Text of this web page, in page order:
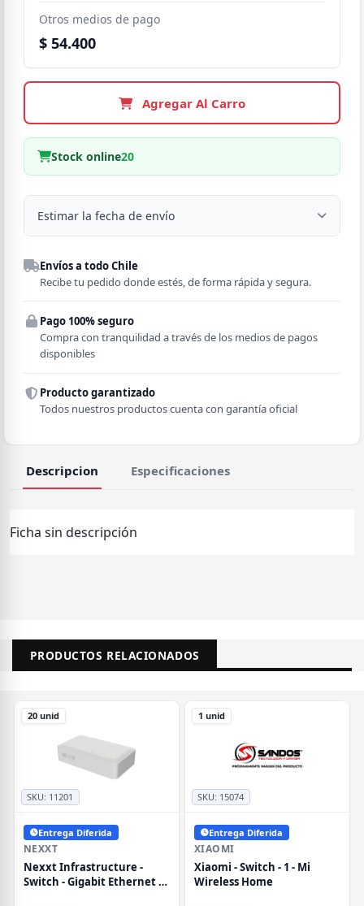
Otros medios de pago
$ 54.400
Agregar Al Carro
Stock online20
Estimar la fecha de envío
Región
Comuna
Envíos a todo Chile
Recibe tu pedido donde estés, de forma rápida y segura.
Pago 100% seguro
Compra con tranquilidad a través de los medios de pagos
disponibles
Producto garantizado
Todos nuestros productos cuenta con garantía oficial
Descripcion Especificaciones
Ficha sin descripción
PRODUCTOS RELACIONADOS
SKU: 11201
20 unid
Entrega Diferida
NEXXT
Nexxt Infrastructure -
Switch - Gigabit Ethernet - 5
SKU: 15074
1 unid
Entrega Diferida
XIAOMI
Xiaomi - Switch - 1 - Mi
Wireless Home